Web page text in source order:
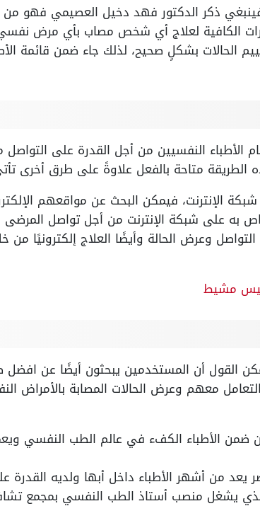
ذكر الدكتور فهد دخيل العصيمي فهو من
الكافية لعلاج أي شخص مصاب بأي مرض
الحالات بشكلٍ صحيح، لذلك جاء ضمن قائمة
الأطباء النفسيين من أجل القدرة على
متاحة بالفعل علاوةً على طرق أخرى
الإنترنت، فيمكن البحث عن مواقعهم
به على شبكة الإنترنت من أجل تواصل
وعرض الحالة وأيضًا العلاج إلكترونيًا من
مشيط
القول أن المستخدمين يبحثون أيضًا عن
معهم وعرض الحالات المصابة بالأمراض
ضمن الأطباء الكفء في عالم الطب النفسي
يعد من أشهر الأطباء داخل أبها ولديه القدرة
يشغل منصب أستاذ الطب النفسي بمجمع